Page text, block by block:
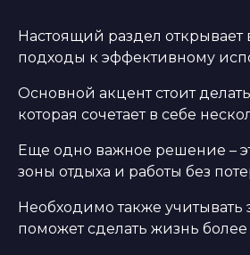
Настоящий раздел
подходы к эффективному
Основной акцент стоит
которая сочетает в себе
Еще одно важное решение –
зоны отдыха и работы без
Необходимо также
поможет сделать жизнь